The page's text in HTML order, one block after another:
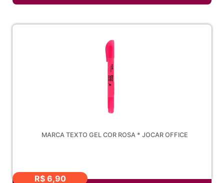
MARCA TEXTO GEL COR ROSA * JOCAR OFFICE
R$6,90